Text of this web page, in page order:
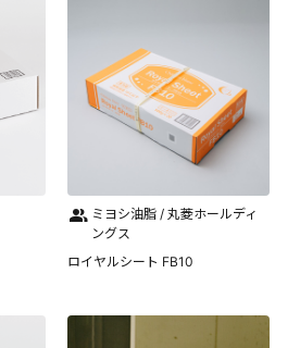
ミヨシ油脂 / 丸菱ホールディ
ングス
ロイヤルシート FB10